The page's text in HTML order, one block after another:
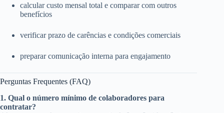
calcular custo mensal total e comparar com outros
benefícios
verificar prazo de carências e condições comerciais
preparar comunicação interna para engajamento
Perguntas Frequentes (FAQ)
1. Qual o número mínimo de colaboradores para
contratar?